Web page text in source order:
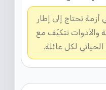
تحتاج إلى إطار
والأدوات تتكيّف مع
الحياتي لكل عائلة.